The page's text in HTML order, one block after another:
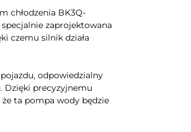
chłodzenia BK3Q-
zaprojektowana
czemu silnik działa
odpowiedzialny
Dzięki precyzyjnemu
ta pompa wody będzie